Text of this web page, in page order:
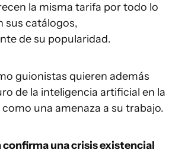
la misma tarifa por todo lo
sus catálogos,
de su popularidad.
guionistas quieren además
de la inteligencia artificial en la
una amenaza a su trabajo.
confirma una crisis existencial